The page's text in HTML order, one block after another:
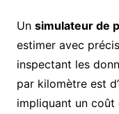
Un simulateur de
estimer avec
inspectant les
par kilomètre est
impliquant un coût